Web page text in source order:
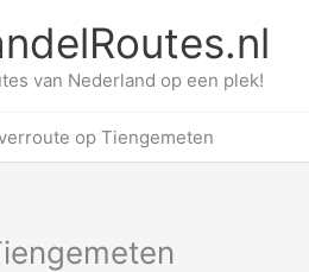
van Nederland op een plek!
op Tiengemeten